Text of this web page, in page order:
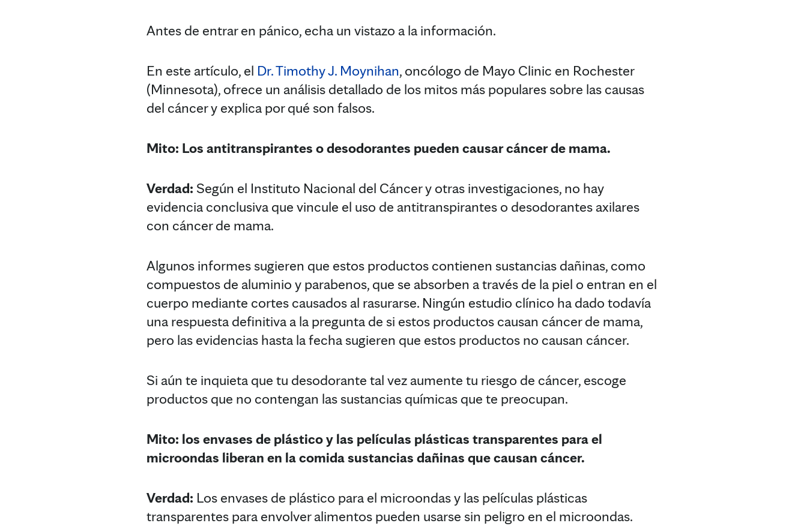
Antes de entrar en pánico, echa un vistazo a la información.
En este artículo, el Dr. Timothy J. Moynihan, oncólogo de Mayo Clinic en Rochester
(Minnesota), ofrece un análisis detallado de los mitos más populares sobre las causas
del cáncer y explica por qué son falsos.
Mito: Los antitranspirantes o desodorantes pueden causar cáncer de mama.
Verdad: Según el Instituto Nacional del Cáncer y otras investigaciones, no hay
evidencia conclusiva que vincule el uso de antitranspirantes o desodorantes axilares
con cáncer de mama.
Algunos informes sugieren que estos productos contienen sustancias dañinas, como
compuestos de aluminio y parabenos, que se absorben a través de la piel o entran en el
cuerpo mediante cortes causados al rasurarse. Ningún estudio clínico ha dado todavía
una respuesta definitiva a la pregunta de si estos productos causan cáncer de mama,
pero las evidencias hasta la fecha sugieren que estos productos no causan cáncer.
Si aún te inquieta que tu desodorante tal vez aumente tu riesgo de cáncer, escoge
productos que no contengan las sustancias químicas que te preocupan.
Mito: los envases de plástico y las películas plásticas transparentes para el
microondas liberan en la comida sustancias dañinas que causan cáncer.
Verdad: Los envases de plástico para el microondas y las películas plásticas
transparentes para envolver alimentos pueden usarse sin peligro en el microondas.